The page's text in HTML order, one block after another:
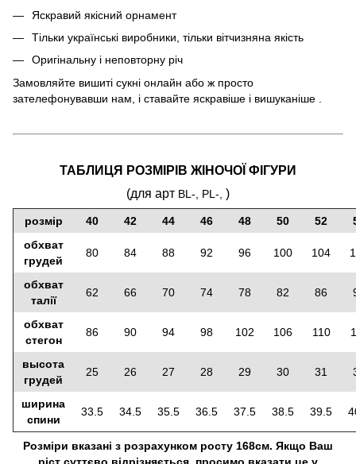
Яскравий якісний орнамент
Тільки українські виробники, тільки вітчизняна якість
Оригінальну і неповторну річ
Замовляйте вишитi сукнi онлайн або ж просто
зателефонувавши нам, і ставайте яскравіше і вишуканіше .
ТАБЛИЦЯ РОЗМІРІВ ЖІНОЧОЇ ФІГУРИ
(для арт BL-, PL-, )
розмір 40 42 44 46 48 50 52
обхват
грудей
80 84 88 92 96 100 104
обхват
талії
62 66 70 74 78 82 86
обхват
стегон
86 90 94 98 102 106 110
высота
грудей
25 26 27 28 29 30 31
ширина
спини
33.5 34.5 35.5 36.5 37.5 38.5 39.5
Розміри вказані з розрахунком росту 168см. Якщо Ваш
ріст суттєво відрізняється, просимо вказати це у